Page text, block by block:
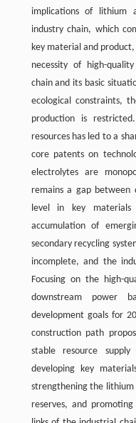
implications of lithium
industry chain, which
key material and
necessity of high-
chain and its basic
ecological constraints,
production is
resources has led to a
core patents on
electrolytes are
remains a gap between
level in key
accumulation of
secondary recycling
incomplete, and the
Focusing on the high-
downstream power
development goals for
construction path
stable resource supply
developing key
strengthening the
reserves, and